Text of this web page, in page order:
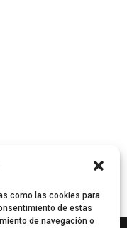
como las cookies para
de estas
de navegación o